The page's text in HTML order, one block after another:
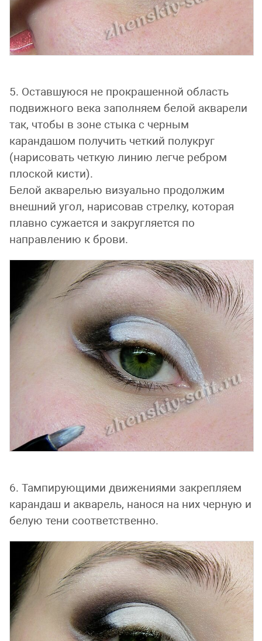
5. Оставшуюся не прокрашенной область
подвижного века заполняем белой акварели
так, чтобы в зоне стыка с черным
карандашом получить четкий полукруг
(нарисовать четкую линию легче ребром
плоской кисти).
Белой акварелью визуально продолжим
внешний угол, нарисовав стрелку, которая
плавно сужается и закругляется по
направлению к брови.
6. Тампирующими движениями закрепляем
карандаш и акварель, нанося на них черную и
белую тени соответственно.